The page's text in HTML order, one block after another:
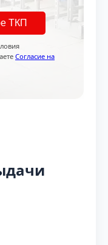
ТКП
Согласие на